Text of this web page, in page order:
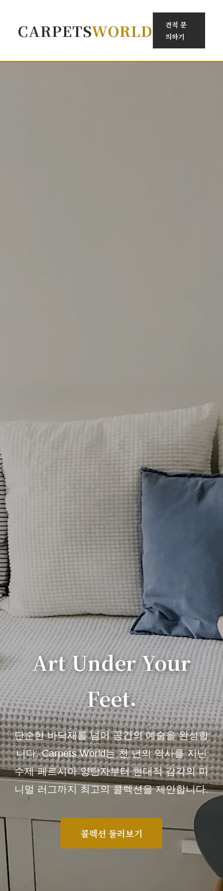
CARPETSWORLD
견적 문
의하기
Art Under Your
Feet.
단순한 바닥재를 넘어 공간의 예술을 완성합
니다. Carpets World는 천 년의 역사를 지닌
수제 페르시아 양탄자부터 현대적 감각의 미
니멀 러그까지 최고의 콜렉션을 제안합니다.
콜렉션 둘러보기